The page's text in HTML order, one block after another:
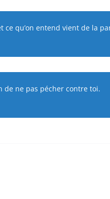
ce qu’on entend vient de la
de ne pas pécher contre toi.